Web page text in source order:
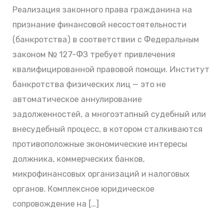
Реализация законного права гражданина на
признание финансовой несостоятельности
(банкротства) в соответствии с Федеральным
законом № 127-ФЗ требует привлечения
квалифицированной правовой помощи. Институт
банкротства физических лиц — это не
автоматическое аннулирование
задолженностей, а многоэтапный судебный или
внесудебный процесс, в котором сталкиваются
противоположные экономические интересы
должника, коммерческих банков,
микрофинансовых организаций и налоговых
органов. Комплексное юридическое
сопровождение на […]
судом